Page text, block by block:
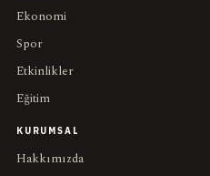
Ekonomi
Spor
Etkinlikler
Eğitim
KURUMSAL
Hakkımızda